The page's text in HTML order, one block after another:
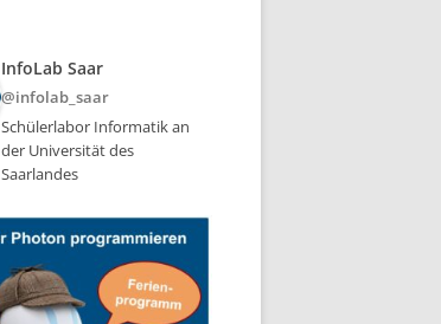
InfoLab Saar
@infolab_saar
Schülerlabor Informatik an
der Universität des
Saarlandes